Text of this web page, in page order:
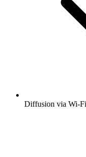
Diffusion via Wi-